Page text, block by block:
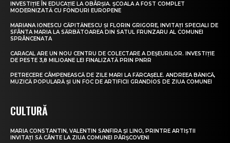
INVESTIȚIE ÎN EDUCAȚIE LA OBÂRȘIA. ȘCOALA A FOST COMPLET
MODERNIZATĂ CU FONDURI EUROPENE
MARIANA IONESCU CĂPITĂNESCU ȘI FLORIN GRIGORE, INVITAȚI SPECIALI DE
SFÂNTA MARIA LA SĂRBĂTOAREA DIN SATUL FRUNZARU AL COMUNEI
SPRÂNCENATA
CARACAL ARE UN NOU CENTRU DE COLECTARE A DEȘEURILOR. INVESTIȚIE
DE PESTE 3,8 MILIOANE LEI FINALIZATĂ PRIN PNRR
PETRECERE CÂMPENEASCĂ DE ZILE MARI LA FĂRCAȘELE. ANDREEA BĂNICĂ,
MUZICĂ POPULARĂ ȘI UN FOC DE ARTIFICII GRANDIOS DE ZIUA COMUNEI
CULTURĂ
MARIA CONSTANTIN, VALENTIN SANFIRA ȘI LINO, PRINTRE ARTIȘTII
INVITAȚI SĂ CÂNTE LA ZIUA COMUNEI PÂRȘCOVENI